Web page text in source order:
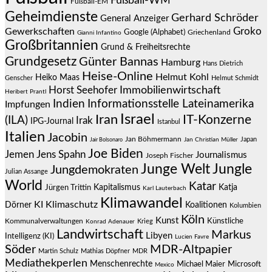
Geheimdienste General Anzeiger Gerhard Schröder
Gewerkschaften Gianni Infantino Google (Alphabet) Griechenland Groko
Großbritannien Grund & Freiheitsrechte
Grundgesetz Günter Bannas Hamburg Hans Dietrich
Genscher Heiko Maas Heise-Online Helmut Kohl Helmut Schmidt
Heribert Prantl Horst Seehofer Immobilienwirtschaft
Impfungen Indien Informationsstelle Lateinamerika
(ILA)
IPG-Journal Irak Iran Israel Istanbul IT-Konzerne
Italien Jacobin Jair Bolsonaro Jan Böhmermann Jan Christian Müller Japan
Jemen Jens Spahn Joe Biden Joseph Fischer Journalismus
Julian Assange Jungdemokraten Junge WeltJungle
World
Jürgen Trittin Kapitalismus Karl Lauterbach Katar Katja
Dörner KI Klimaschutz Klimawandel Koalitionen Kolumbien
Kommunalverwaltungen Konrad Adenauer Krieg Kunst Köln Künstliche
Intelligenz (KI) Landwirtschaft Libyen Lucien Favre
Markus
Söder Martin Schulz Mathias Döpfner MDR MDR-Altpapier
Mediathekperlen Menschenrechte Mexico Michael Maier Microsoft